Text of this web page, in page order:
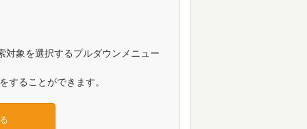
対象を選択するプルダウンメニュー
することができます。